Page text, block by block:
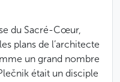
du Sacré-Cœur,
plans de l’architecte
un grand nombre
était un disciple